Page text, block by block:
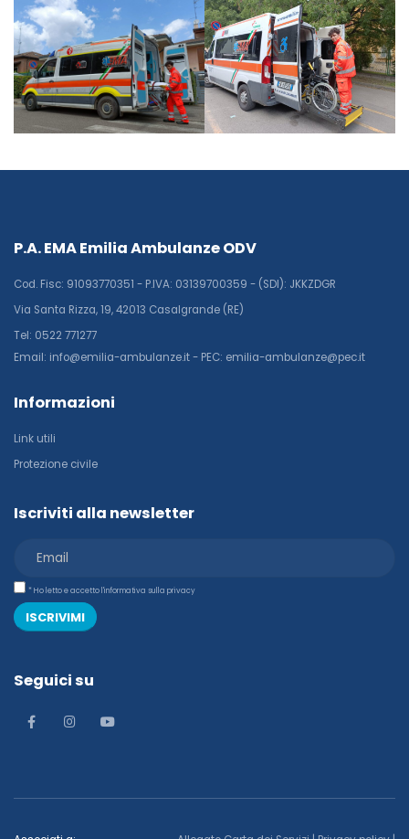
P.A. EMA Emilia Ambulanze ODV
Cod. Fisc: 91093770351 - P.IVA: 03139700359 - (SDI): JKKZDGR
Via Santa Rizza, 19, 42013 Casalgrande (RE)
Tel: 0522 771277
Email: info@emilia-ambulanze.it - PEC: emilia-ambulanze@pec.it
Informazioni
Link utili
Protezione civile
Iscriviti alla newsletter
* Ho letto e accetto l'informativa sulla privacy
ISCRIVIMI
Seguici su